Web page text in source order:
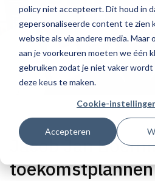
policy niet accepteert. Dit houd in
gepersonaliseerde content te zien
website als via andere media. Maar
aan je voorkeuren moeten we één
gebruiken zodat je niet vaker wordt
deze keus te maken.
Cookie-
Accepteren
Gepubliceerd op: 10 februari
Jacob Jan
toekomstplannen